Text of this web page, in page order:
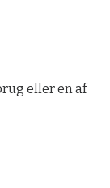
eller en af